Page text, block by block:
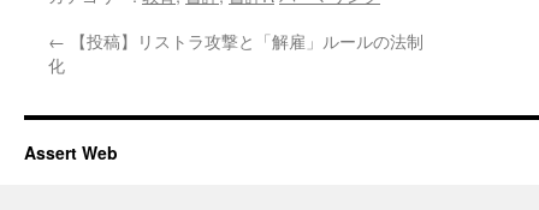
← 【投稿】リストラ攻撃と「解雇」ルールの法制
化
Assert Web